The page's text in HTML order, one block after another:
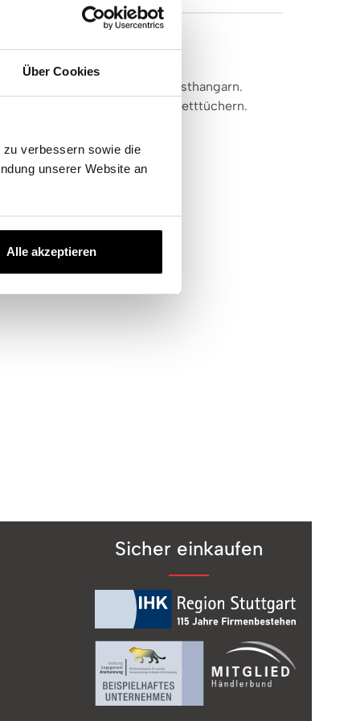
Über Cookies
verbessern sowie die
unserer Website an
Alle akzeptieren
hummer"
und 5% feinstem Elasthangarn.
Premium Feinjersey-Spannbetttüchern.
Sicher einkaufen